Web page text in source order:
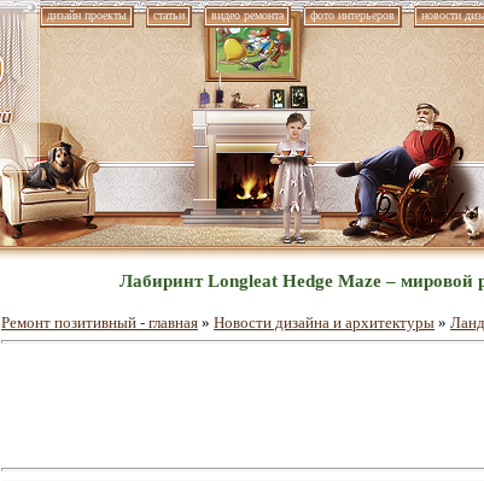
дизайн проекты статьи видео ремонта фото интерьеров новости
Лабиринт Longleat Hedge Maze –
Ремонт позитивный - главная » Новости дизайна и архитектуры »